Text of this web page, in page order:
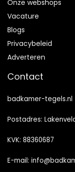
Onze webshops
Vacature
Blogs
Privacybeleid
Adverteren
Contact
badkamer-tegels.nl
Postadres:
KVK: 88360687
E-mail: